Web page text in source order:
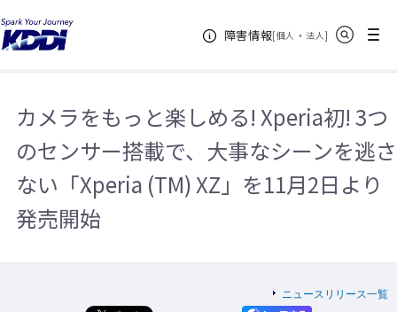
障害情報[個人 ・ 法人新規ウィンドウ
]
メニュー
KDDIホーム
ラをもっと楽しめる! Xperia初! 3つのセンサー搭載で、大事なシーンを逃さな
い「Xperia (TM) XZ」を11月2日より発売開始
カメラをもっと楽しめる! Xperia初! 3つ
のセンサー搭載で、大事なシーンを逃さ
ない「Xperia (TM) XZ」を11月2日より
発売開始
ニュースリリース一覧